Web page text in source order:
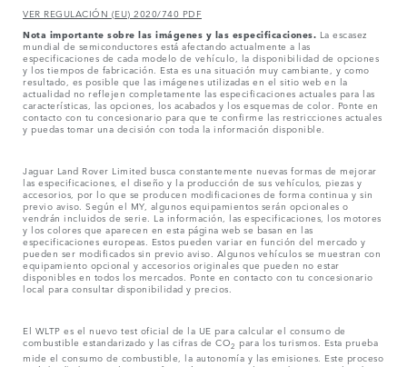
VER REGULACIÓN (EU) 2020/740 PDF
Nota importante sobre las imágenes y las especificaciones. La escasez
mundial de semiconductores está afectando actualmente a las
especificaciones de cada modelo de vehículo, la disponibilidad de opciones
y los tiempos de fabricación. Esta es una situación muy cambiante, y como
resultado, es posible que las imágenes utilizadas en el sitio web en la
actualidad no reflejen completamente las especificaciones actuales para las
características, las opciones, los acabados y los esquemas de color. Ponte en
contacto con tu concesionario para que te confirme las restricciones actuales
y puedas tomar una decisión con toda la información disponible.
Jaguar Land Rover Limited busca constantemente nuevas formas de mejorar
las especificaciones, el diseño y la producción de sus vehículos, piezas y
accesorios, por lo que se producen modificaciones de forma continua y sin
previo aviso. Según el MY, algunos equipamientos serán opcionales o
vendrán incluidos de serie. La información, las especificaciones, los motores
y los colores que aparecen en esta página web se basan en las
especificaciones europeas. Estos pueden variar en función del mercado y
pueden ser modificados sin previo aviso. Algunos vehículos se muestran con
equipamiento opcional y accesorios originales que pueden no estar
disponibles en todos los mercados. Ponte en contacto con tu concesionario
local para consultar disponibilidad y precios.
El WLTP es el nuevo test oficial de la UE para calcular el consumo de
combustible estandarizado y las cifras de CO2 para los turismos. Esta prueba
mide el consumo de combustible, la autonomía y las emisiones. Este proceso